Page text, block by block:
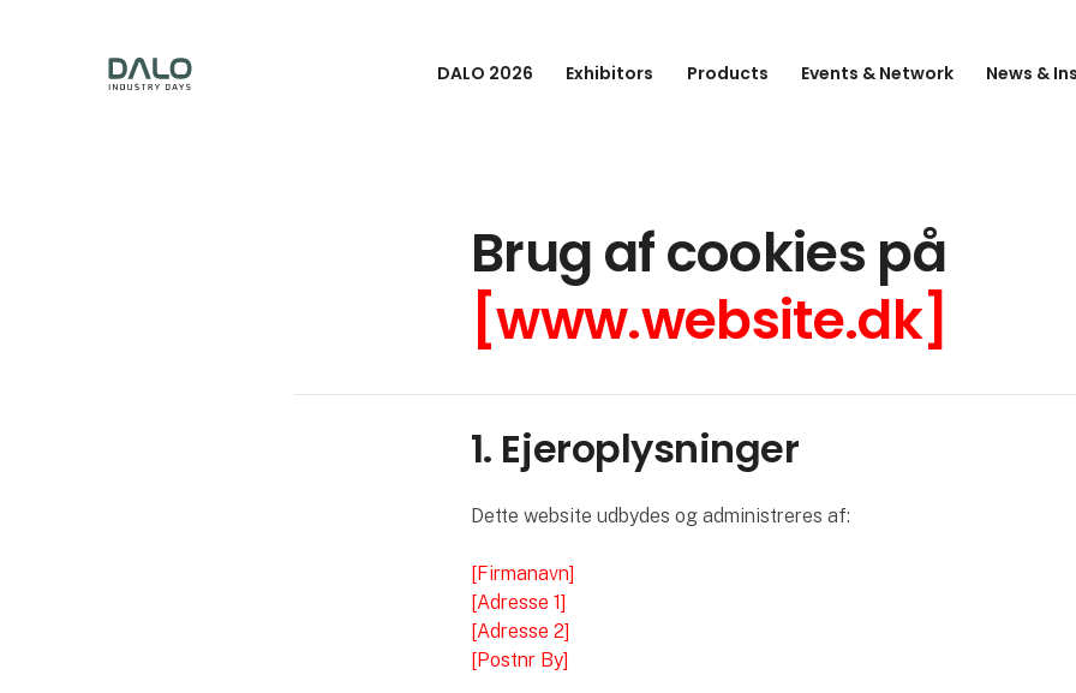
DALO 2026 Exhibitors Products Events & Network News &
Brug af cookies på
[www.website.dk]
1. Ejeroplysninger
Dette website udbydes og administreres af:
[Firmanavn]
[Adresse 1]
[Adresse 2]
[Postnr By]